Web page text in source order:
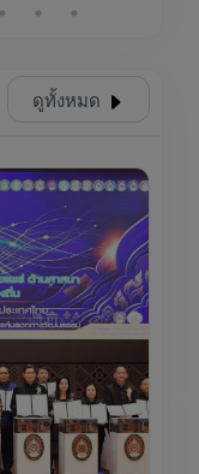
ดูทั้งหมด